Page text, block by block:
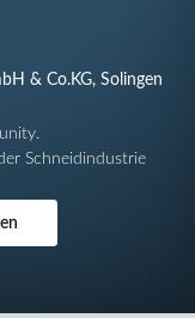
Schneidindustrie